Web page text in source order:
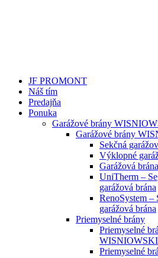
JF PROMONT
Náš tím
Predajňa
Ponuka
Garážové brány
Garážové brány
Sekčná
Výklopné
Garážová
UniTherm –
garážová brána
RenoSystem –
garážová brána
Priemyselné brány
Priemyselné
WISNIOWSKI
Priemyselné